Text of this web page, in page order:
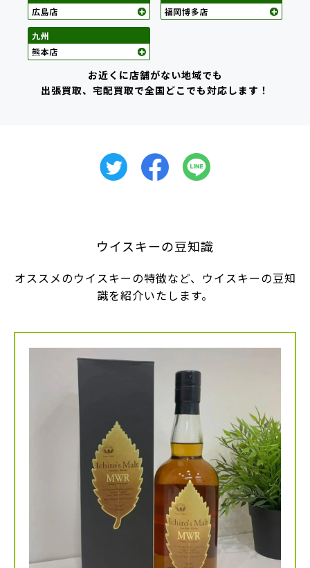
お近くに店舗がない地域でも
出張買取、宅配買取で全国どこでも対応します！
ウイスキーの豆知識
オススメのウイスキーの特徴など、ウイスキーの豆知
識を紹介いたします。